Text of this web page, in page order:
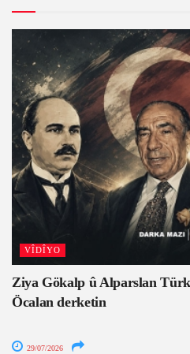
VÎDÎYO
Ziya Gökalp û Alparslan
Öcalan derketin
29/07/2026